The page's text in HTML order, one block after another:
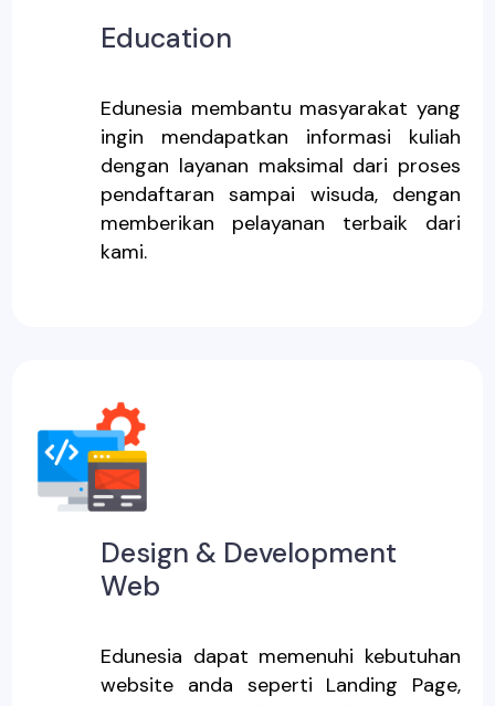
Education
Edunesia membantu masyarakat yang
ingin mendapatkan informasi kuliah
dengan layanan maksimal dari proses
pendaftaran sampai wisuda, dengan
memberikan pelayanan terbaik dari
kami.
Design & Development
Web
Edunesia dapat memenuhi kebutuhan
website anda seperti Landing Page,